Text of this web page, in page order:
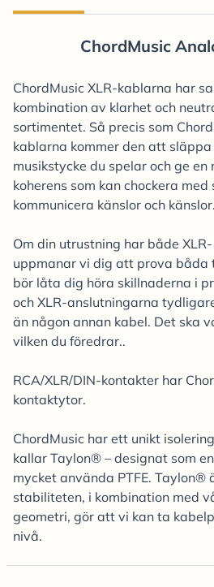
ChordMusic
ChordMusic XLR-kablarna har
kombination av klarhet och
sortimentet. Så precis som
kablarna kommer den att
musikstycke du spelar och ge
koherens som kan chockera
kommunicera känslor och känslor.
Om din utrustning har både
uppmanar vi dig att prova båda
bör låta dig höra skillnaderna i
och XLR-anslutningarna
än någon annan kabel. Det ska
vilken du föredrar..
RCA/XLR/DIN-kontakter har
kontaktytor.
ChordMusic har ett unikt
kallar Taylon® – designat som
mycket använda PTFE. Taylon®
stabiliteten, i kombination med
geometri, gör att vi kan ta
nivå.